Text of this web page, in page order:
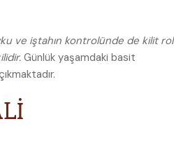
ve iştahın kontrolünde de kilit rol
Günlük yaşamdaki basit